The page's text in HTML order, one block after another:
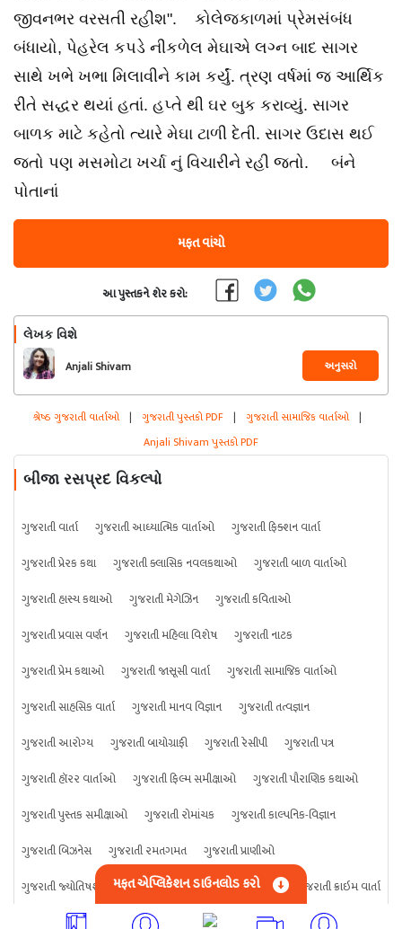
જીવનભર વરસતી રહીશ". કોલેજકાળમાં પ્રેમસંબંધ
બંધાયો, પેહરેલ કપડે નીકળેલ મેઘાએ લગ્ન બાદ સાગર
સાથે ખભે ખભા મિલાવીને કામ કર્યું. ત્રણ વર્ષમાં જ આર્થિક
રીતે સદ્ધર થયાં હતાં. હપ્તે થી ઘર બુક કરાવ્યું. સાગર
બાળક માટે કહેતો ત્યારે મેઘા ટાળી દેતી. સાગર ઉદાસ થઈ
જતો પણ મસમોટા ખર્ચા નું વિચારીને રહી જતો. બંને
પોતાનાં
મફત વાંચો
આ પુસ્તકને શેર કરો:
લેખક વિશે
Anjali Shivam અનુસરો
શ્રેષ્ઠ ગુજરાતી વાર્તાઓ | ગુજરાતી પુસ્તકો PDF | ગુજરાતી સામાજિક વાર્તાઓ |
Anjali Shivam પુસ્તકો PDF
બીજા રસપ્રદ વિકલ્પો
ગુજરાતી વાર્તા ગુજરાતી આધ્યાત્મિક વાર્તાઓ
ગુજરાતી ફિક્શન વાર્તા
ગુજરાતી પ્રેરક કથા
ગુજરાતી ક્લાસિક નવલકથાઓ
ગુજરાતી બાળ વાર્તાઓ
ગુજરાતી હાસ્ય કથાઓ
ગુજરાતી મેગેઝિન
ગુજરાતી કવિતાઓ
ગુજરાતી પ્રવાસ વર્ણન
ગુજરાતી મહિલા વિશેષ
ગુજરાતી નાટક
ગુજરાતી પ્રેમ કથાઓ
ગુજરાતી જાસૂસી વાર્તા
ગુજરાતી સામાજિક વાર્તાઓ
ગુજરાતી સાહસિક વાર્તા
ગુજરાતી માનવ વિજ્ઞાન
ગુજરાતી તત્વજ્ઞાન
ગુજરાતી આરોગ્ય
ગુજરાતી બાયોગ્રાફી ગુજરાતી રેસીપી
ગુજરાતી પત્ર
ગુજરાતી હૉરર વાર્તાઓ
ગુજરાતી ફિલ્મ સમીક્ષાઓ
ગુજરાતી પૌરાણિક કથાઓ
ગુજરાતી પુસ્તક સમીક્ષાઓ
ગુજરાતી રોમાંચક
ગુજરાતી કાલ્પનિક-વિજ્ઞાન
ગુજરાતી બિઝનેસ
ગુજરાતી રમતગમત
ગુજરાતી પ્રાણીઓ
ગુજરાતી જ્યોતિષશાસ્ત્ર
ગુજરાતી વિજ્ઞાન ગુજરાતી કંઈપણ ગુજરાતી ક્રાઇમ વાર્તા
મફત એપ્લિકેશન ડાઉનલોડ કરો